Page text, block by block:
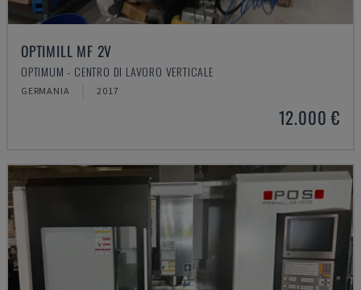
OPTIMILL MF 2V
OPTIMUM - CENTRO DI LAVORO VERTICALE
GERMANIA 2017
12.000 €